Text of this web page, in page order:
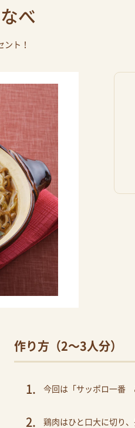
べ
ト！
作り方（2〜3人分）
今回は「サッポロ一番
鶏肉はひと口大に切り